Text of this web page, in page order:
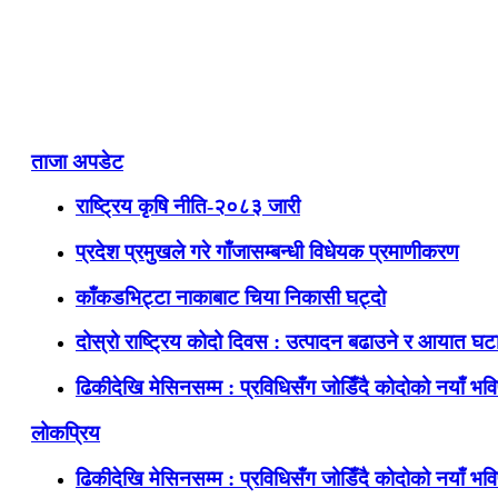
ताजा अपडेट
राष्ट्रिय कृषि नीति-२०८३ जारी
प्रदेश प्रमुखले गरे गाँजासम्बन्धी विधेयक प्रमाणीकरण
काँकडभिट्टा नाकाबाट चिया निकासी घट्दो
दोस्रो राष्ट्रिय कोदो दिवस : उत्पादन बढाउने र आयात
ढिकीदेखि मेसिनसम्म : प्रविधिसँग जोडिँदै कोदोको नयाँ
लोकप्रिय
ढिकीदेखि मेसिनसम्म : प्रविधिसँग जोडिँदै कोदोको नयाँ